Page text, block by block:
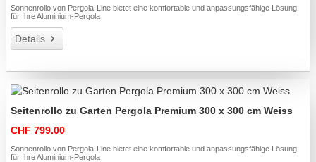
Sonnenrollo von Pergola-Line bietet eine komfortable und anpassungsfähige Lösung
für Ihre Aluminium-Pergola
Details
Seitenrollo zu Garten Pergola Premium 300 x 300 cm Weiss
CHF 799.00
Sonnenrollo von Pergola-Line bietet eine komfortable und anpassungsfähige Lösung
für Ihre Aluminium-Pergola